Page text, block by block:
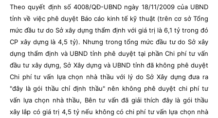
Theo quyết định số 4008/QĐ-UBND ngày 18/11/2009 của UBND
tỉnh về việc phê duyệt Báo cáo kinh tế kỹ thuật (trên cơ sở Tổng
mức đầu tư do Sở xây dựng thẩm định với giá trị là 6,1 tỷ trong đó
CP xây dựng là 4,5 tỷ). Nhưng trong tổng mức đầu tư do Sở xây
dựng thẩm định và UBND tỉnh phê duyệt tại phần Chi phí tư vấn
đầu tư xây dựng, Sở Xây dựng và UBND tỉnh đã không phê duyệt
Chi phí tư vấn lựa chọn nhà thầu với lý do Sở Xây dựng đưa ra
"đây là gói thầu chỉ định thầu" nên không phê duyệt chi phí tư
vấn lựa chọn nhà thầu, Bên tư vấn đã giải thích đây là gói thầu
xây lắp có giá trị 4,5 tỷ nếu không có chi phí tư vấn lựa chọn nhà